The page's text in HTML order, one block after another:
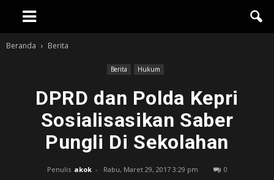
Beranda Berita
Berita Hukum
DPRD dan Polda Kepri
Sosialisasikan Saber
Pungli Di Sekolahan
Penulis akok - Rabu, Maret 29, 2017 3:29 pm 0